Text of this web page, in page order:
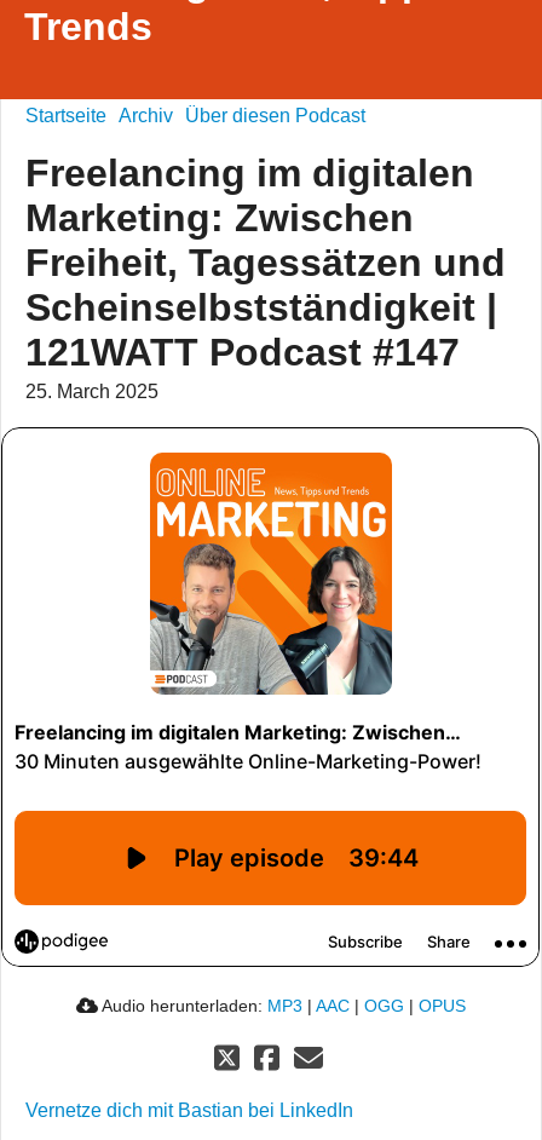
Trends
Startseite Archiv Über diesen Podcast
Freelancing im digitalen
Marketing: Zwischen
Freiheit, Tagessätzen und
Scheinselbstständigkeit |
121WATT Podcast #147
25. March 2025
Audio herunterladen: MP3 | AAC | OGG | OPUS
Vernetze dich mit Bastian bei LinkedIn